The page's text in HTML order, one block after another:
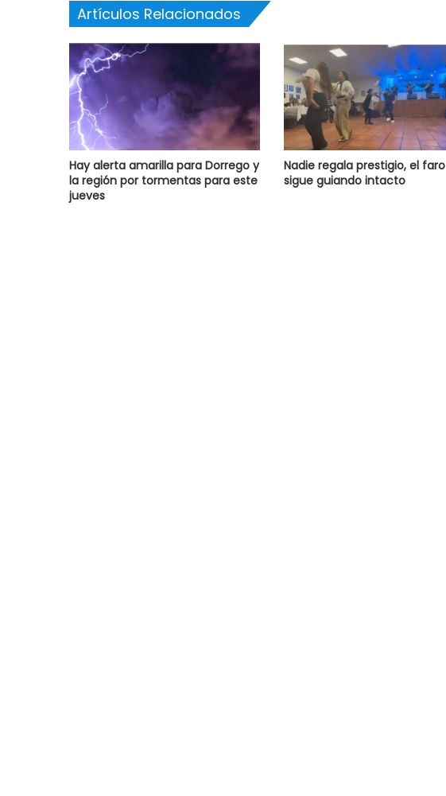
Artículos Relacionados
Hay alerta amarilla para Dorrego y
la región por tormentas para este
jueves
Nadie regala prestigio, el faro
sigue guiando intacto